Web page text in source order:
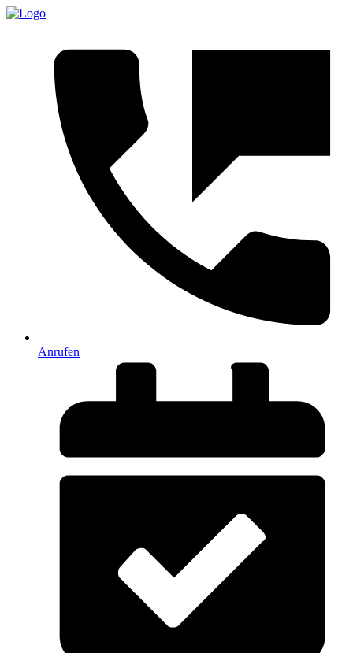
Anrufen